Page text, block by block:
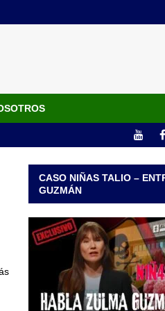
CASO NIÑAS TALIO –
GUZMÁN